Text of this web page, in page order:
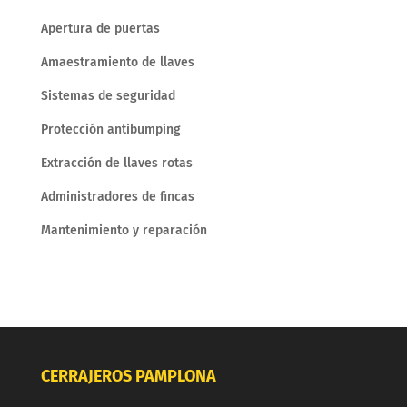
Apertura de puertas
Amaestramiento de llaves
Sistemas de seguridad
Protección antibumping
Extracción de llaves rotas
Administradores de fincas
Mantenimiento y reparación
CERRAJEROS PAMPLONA